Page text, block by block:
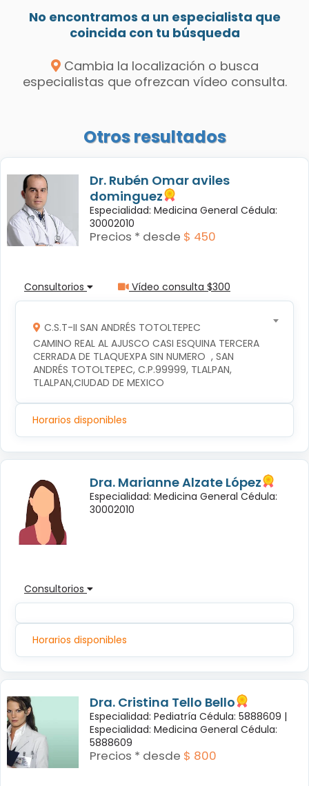
No encontramos a un especialista que
coincida con tu búsqueda
Cambia la localización o busca
especialistas que ofrezcan vídeo consulta.
Otros resultados
Dr. Rubén Omar aviles
dominguez
Especialidad: Medicina General Cédula:
30002010
Precios * desde $ 450
Consultorios Vídeo consulta $300
C.S.T-II SAN ANDRÉS TOTOLTEPEC
CAMINO REAL AL AJUSCO CASI ESQUINA TERCERA
CERRADA DE TLAQUEXPA SIN NUMERO  , SAN
ANDRÉS TOTOLTEPEC, C.P.99999, TLALPAN,
TLALPAN,CIUDAD DE MEXICO
Horarios disponibles
Dra. Marianne Alzate López
Especialidad: Medicina General Cédula:
30002010
Consultorios
Horarios disponibles
Dra. Cristina Tello Bello
Especialidad: Pediatría Cédula: 5888609 |
Especialidad: Medicina General Cédula:
5888609
Precios * desde $ 800